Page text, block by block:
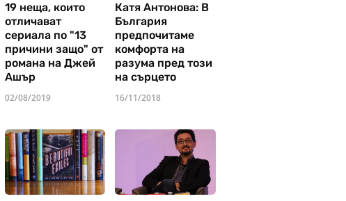
19 неща, които
отличават
сериала по "13
причини защо" от
романа на Джей
Ашър
02/08/2019
Катя Антонова: В
България
предпочитаме
комфорта на
разума пред този
на сърцето
16/11/2018